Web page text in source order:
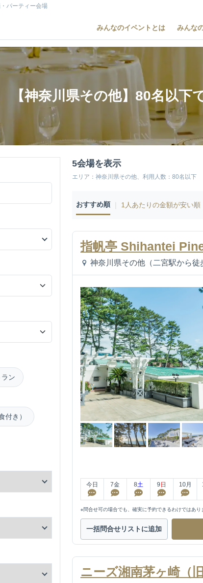
パーティー会場
みんなのイベントとは みんな
【神奈川県その他】80名以
ラン
付き）
5会場を表示
エリア：神奈川県その他、利用人数：80名以下
おすすめ順 1人あたりの金額が安い順
指帆亭 Shihantei
神奈川県その他（二宮駅から徒
今日 7金 8土 9 日 10月
※問合せ可の場合でも、確実に予約できるわけではあり
一括問合せリストに追加
ニーズ湘南茅ヶ崎（